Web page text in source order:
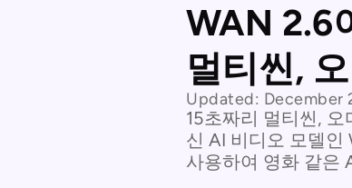
WAN 2.6
멀티씬,
Updated: December
15초짜리 멀티씬,
신 AI 비디오 모델인
사용하여 영화 같은